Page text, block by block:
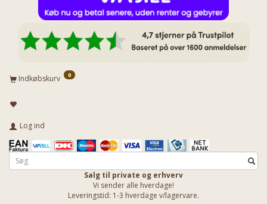
Indkøbskurv 0
Log ind
Salg til private og erhverv
Vi sender alle hverdage!
Leveringstid: 1-3 hverdage v/lagervare.